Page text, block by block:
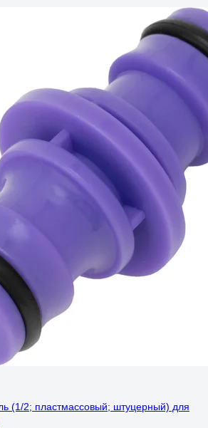
(1/2; пластмассовый; штуцерный) для